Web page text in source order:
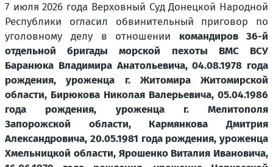
7 июля 2026 года Верховный Суд Донецкой Народной
Республики огласил обвинительный приговор по
уголовному делу в отношении командиров 36-й
отдельной бригады морской пехоты ВМС ВСУ
Баранюка Владимира Анатольевича, 04.08.1978 года
рождения, уроженца г. Житомира Житомирской
области, Бирюкова Николая Валерьевича, 05.04.1986
года рождения, уроженца г. Мелитополя
Запорожской области, Кармянкова Дмитрия
Александровича, 20.05.1981 года рождения, уроженца
Хмельницкой области, Ярошенко Виталия Ивановича,